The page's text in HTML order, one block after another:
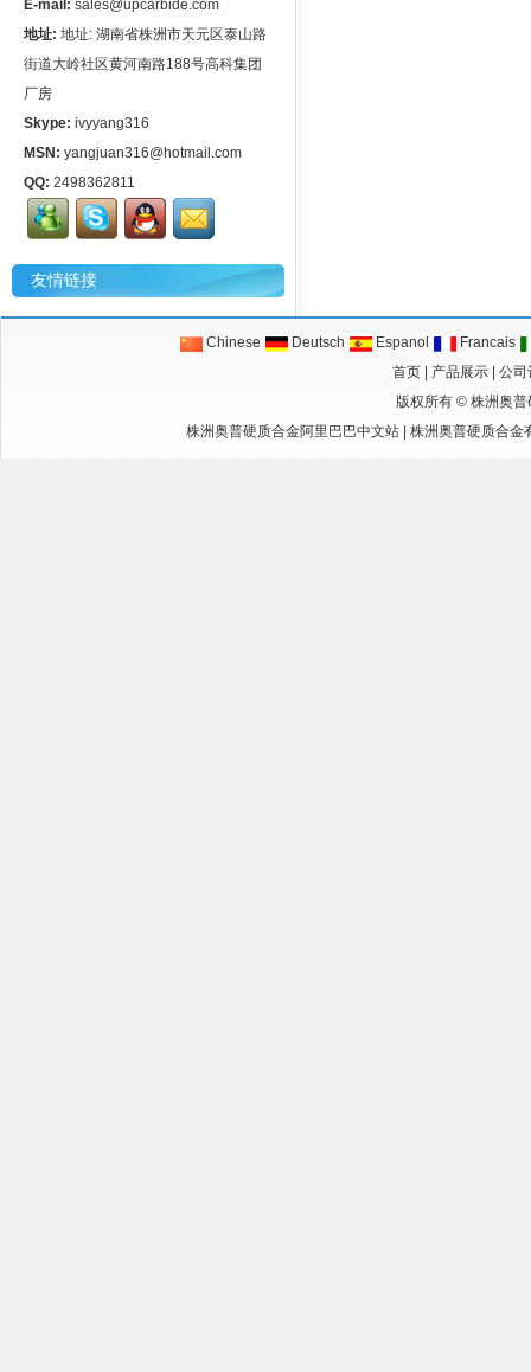
E-mail: sales@upcarbide.com
地址: 地址: 湖南省株洲市天元区泰山路
街道大岭社区黄河南路188号高科集团
厂房
Skype: ivyyang316
MSN: yangjuan316@hotmail.com
QQ: 2498362811
友情链接
Chinese Deutsch Espanol
Francais
首页
产品展示
公司
版权所有 © 株洲奥普
株洲奥普硬质合金阿里巴巴中文站| 株洲奥普硬质合金